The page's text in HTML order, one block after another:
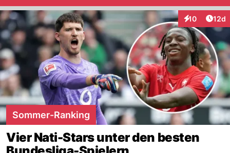
10
Interaktionen
12d
Sommer-Ranking
Vier Nati-Stars unter den besten